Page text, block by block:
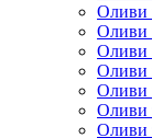
Оливи
Оливи
Оливи
Оливи
Оливи
Оливи
Оливи